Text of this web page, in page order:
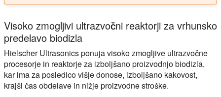
Visoko zmogljivi ultrazvočni reaktorji za vrhunsko
predelavo biodizla
Hielscher Ultrasonics ponuja visoko zmogljive ultrazvočne
procesorje in reaktorje za izboljšano proizvodnjo biodizla,
kar ima za posledico višje donose, izboljšano kakovost,
krajši čas obdelave in nižje proizvodne stroške.